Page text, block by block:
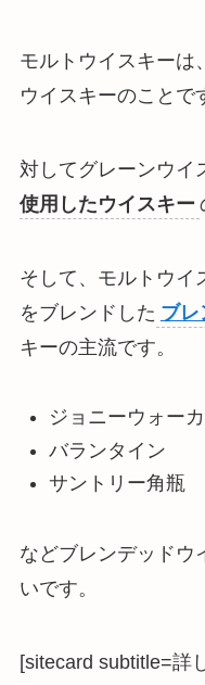
モルトウイスキーは、
ウイスキーのことで
対してグレーンウイ
使用したウイスキー
そして、モルトウ
をブレンドした ブレ
キーの主流です。
ジョニーウォー
バランタイン
サントリー角瓶
などブレンデッドウ
いです。
[sitecard subtitle=詳